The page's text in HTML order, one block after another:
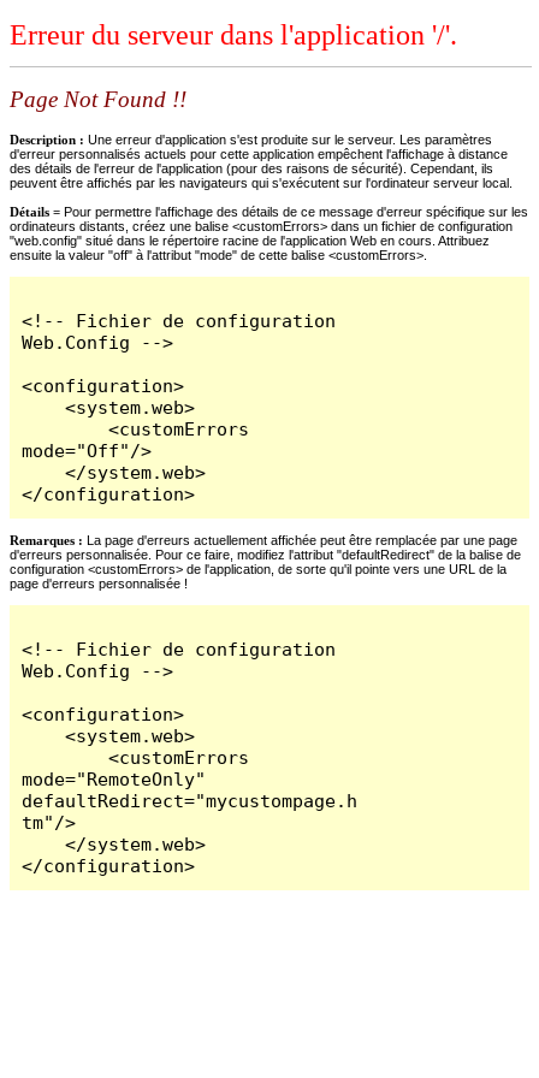
Erreur du serveur dans l'application '/'.
Page Not Found !!
Description : Une erreur d'application s'est produite sur le serveur. Les paramètres
d'erreur personnalisés actuels pour cette application empêchent l'affichage à distance
des détails de l'erreur de l'application (pour des raisons de sécurité). Cependant, ils
peuvent être affichés par les navigateurs qui s'exécutent sur l'ordinateur serveur local.
Détails = Pour permettre l'affichage des détails de ce message d'erreur spécifique sur les
ordinateurs distants, créez une balise <customErrors> dans un fichier de configuration
"web.config" situé dans le répertoire racine de l'application Web en cours. Attribuez
ensuite la valeur "off" à l'attribut "mode" de cette balise <customErrors>.
<!-- Fichier de configuration
Web.Config -->
<configuration>
    <system.web>
        <customErrors
mode="Off"/>
    </system.web>
</configuration>
Remarques : La page d'erreurs actuellement affichée peut être remplacée par une page
d'erreurs personnalisée. Pour ce faire, modifiez l'attribut "defaultRedirect" de la balise de
configuration <customErrors> de l'application, de sorte qu'il pointe vers une URL de la
page d'erreurs personnalisée !
<!-- Fichier de configuration
Web.Config -->
<configuration>
    <system.web>
        <customErrors
mode="RemoteOnly"
defaultRedirect="mycustompage.h
tm"/>
    </system.web>
</configuration>